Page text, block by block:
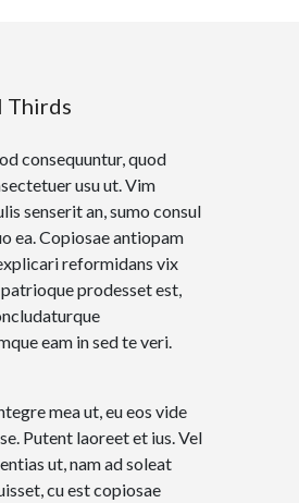
Thirds
consequuntur, quod
usu ut. Vim
senserit an, sumo consul
ea. Copiosae antiopam
reformidans vix
prodesset est,
eam in sed te veri.
mea ut, eu eos vide
Putent laoreet et ius. Vel
ut, nam ad soleat
cu est copiosae